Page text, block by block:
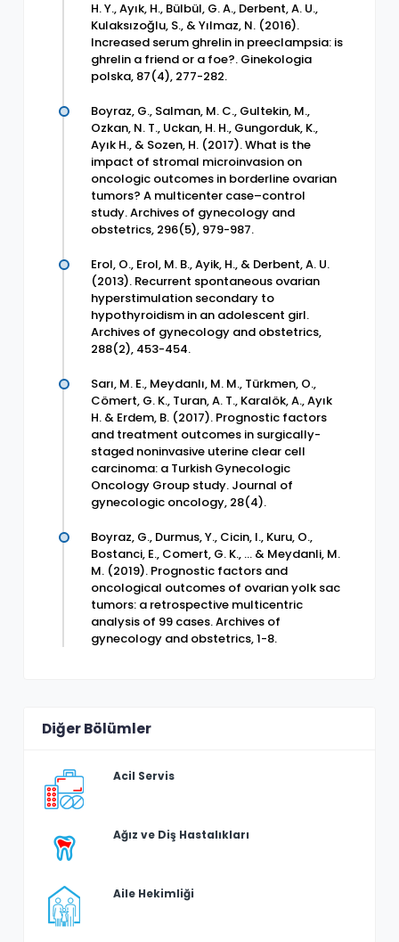
H. Y., Ayık, H., Bülbül, G. A., Derbent, A. U.,
Kulaksızoğlu, S., & Yılmaz, N. (2016).
Increased serum ghrelin in preeclampsia: is
ghrelin a friend or a foe?. Ginekologia
polska, 87(4), 277-282.
Boyraz, G., Salman, M. C., Gultekin, M.,
Ozkan, N. T., Uckan, H. H., Gungorduk, K.,
Ayık H., & Sozen, H. (2017). What is the
impact of stromal microinvasion on
oncologic outcomes in borderline ovarian
tumors? A multicenter case–control
study. Archives of gynecology and
obstetrics, 296(5), 979-987.
Erol, O., Erol, M. B., Ayik, H., & Derbent, A. U.
(2013). Recurrent spontaneous ovarian
hyperstimulation secondary to
hypothyroidism in an adolescent girl.
Archives of gynecology and obstetrics,
288(2), 453-454.
Sarı, M. E., Meydanlı, M. M., Türkmen, O.,
Cömert, G. K., Turan, A. T., Karalök, A., Ayık
H. & Erdem, B. (2017). Prognostic factors
and treatment outcomes in surgically-
staged noninvasive uterine clear cell
carcinoma: a Turkish Gynecologic
Oncology Group study. Journal of
gynecologic oncology, 28(4).
Boyraz, G., Durmus, Y., Cicin, I., Kuru, O.,
Bostanci, E., Comert, G. K., ... & Meydanli, M.
M. (2019). Prognostic factors and
oncological outcomes of ovarian yolk sac
tumors: a retrospective multicentric
analysis of 99 cases. Archives of
gynecology and obstetrics, 1-8.
Diğer Bölümler
Acil Servis
Ağız ve Diş Hastalıkları
Aile Hekimliği